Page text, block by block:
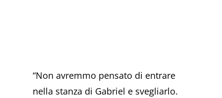
“Non avremmo pensato di entrare
nella stanza di Gabriel e svegliarlo.